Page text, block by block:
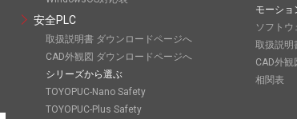
安全PLC
取扱説明書 ダウンロードページへ
CAD外観図 ダウンロードページへ
シリーズから選ぶ
TOYOPUC-Nano Safety
TOYOPUC-Plus Safety
モーショ
ソフト
取扱説明
CAD外観
相関表